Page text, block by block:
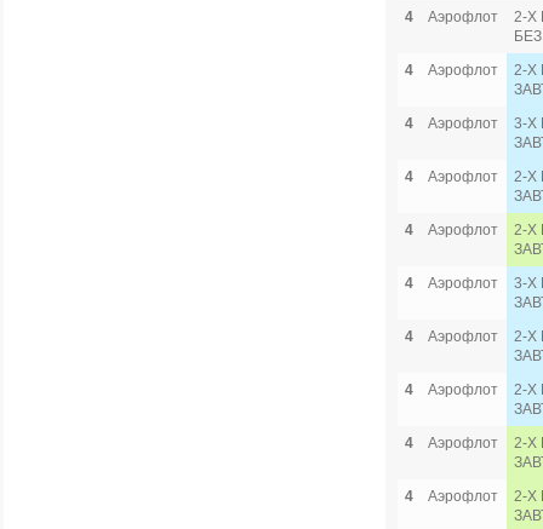
4
Аэрофлот
2-Х
4
Аэрофлот
2-Х
4
Аэрофлот
3-Х
4
Аэрофлот
2-Х
4
Аэрофлот
2-Х
4
Аэрофлот
3-Х
4
Аэрофлот
2-Х
4
Аэрофлот
2-Х
4
Аэрофлот
2-Х
4
Аэрофлот
2-Х